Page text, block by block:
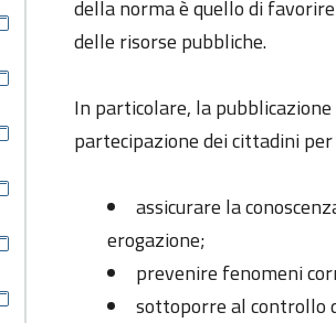
della norma è quello di
delle risorse pubbliche.
In particolare, la
partecipazione dei cittadini
assicurare la
erogazione;
prevenire fenomeni
sottoporre al controllo